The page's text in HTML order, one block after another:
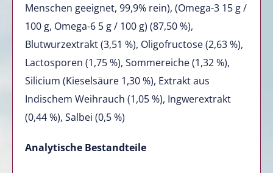
Menschen geeignet, 99,9% rein), (Omega-3 15 g /
100 g, Omega-6 5 g / 100 g) (87,50 %),
Blutwurzextrakt (3,51 %), Oligofructose (2,63 %),
Lactosporen (1,75 %), Sommereiche (1,32 %),
Silicium (Kieselsäure 1,30 %), Extrakt aus
Indischem Weihrauch (1,05 %), Ingwerextrakt
(0,44 %), Salbei (0,5 %)
Analytische Bestandteile